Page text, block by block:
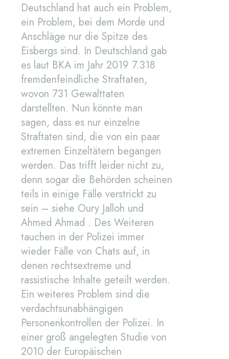
Deutschland hat auch ein Problem,
ein Problem, bei dem Morde und
Anschläge nur die Spitze des
Eisbergs sind. In Deutschland gab
es laut BKA im Jahr 2019 7.318
fremdenfeindliche Straftaten,
wovon 731 Gewalttaten
darstellten. Nun könnte man
sagen, dass es nur einzelne
Straftaten sind, die von ein paar
extremen Einzeltätern begangen
werden. Das trifft leider nicht zu,
denn sogar die Behörden scheinen
teils in einige Fälle verstrickt zu
sein – siehe Oury Jalloh und
Ahmed Ahmad . Des Weiteren
tauchen in der Polizei immer
wieder Fälle von Chats auf, in
denen rechtsextreme und
rassistische Inhalte geteilt werden.
Ein weiteres Problem sind die
verdachtsunabhängigen
Personenkontrollen der Polizei. In
einer groß angelegten Studie von
2010 der Europäischen